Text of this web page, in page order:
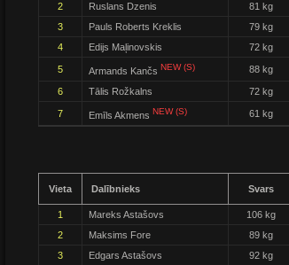
2
Ruslans Dzenis 81 kg
3
Pauls Roberts Kreklis 79 kg
4
Edijs Maļinovskis 72 kg
5 Armands Kančs NEW (S) 88 kg
6 Tālis Rožkalns 72 kg
7 Emīls Akmens NEW (S) 61 kg
Vieta Dalībnieks Svars
1 Mareks Astašovs 106 kg
2
Maksims Fore 89 kg
3
Edgars Astašovs 92 kg